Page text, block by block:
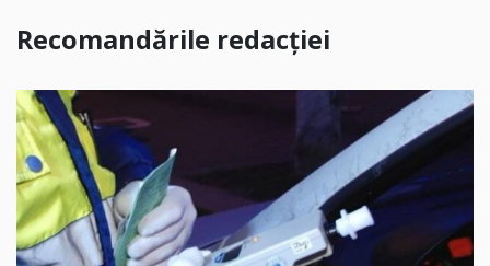
Recomandările redacției